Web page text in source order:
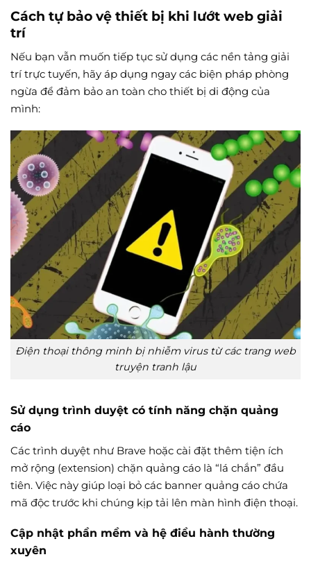
Cách tự bảo vệ thiết bị khi lướt web giải
trí
Nếu bạn vẫn muốn tiếp tục sử dụng các nền tảng giải
trí trực tuyến, hãy áp dụng ngay các biện pháp phòng
ngừa để đảm bảo an toàn cho thiết bị di động của
mình:
Điện thoại thông minh bị nhiễm virus từ các trang web
truyện tranh lậu
Sử dụng trình duyệt có tính năng chặn quảng
cáo
Các trình duyệt như Brave hoặc cài đặt thêm tiện ích
mở rộng (extension) chặn quảng cáo là “lá chắn” đầu
tiên. Việc này giúp loại bỏ các banner quảng cáo chứa
mã độc trước khi chúng kịp tải lên màn hình điện thoại.
Cập nhật phần mềm và hệ điều hành thường
xuyên